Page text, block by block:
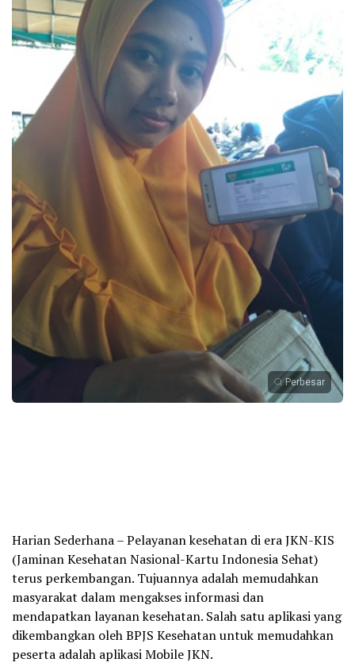
Perbesar
Harian Sederhana – Pelayanan kesehatan di era JKN-KIS
(Jaminan Kesehatan Nasional-Kartu Indonesia Sehat)
terus perkembangan. Tujuannya adalah memudahkan
masyarakat dalam mengakses informasi dan
mendapatkan layanan kesehatan. Salah satu aplikasi yang
dikembangkan oleh BPJS Kesehatan untuk memudahkan
peserta adalah aplikasi Mobile JKN.